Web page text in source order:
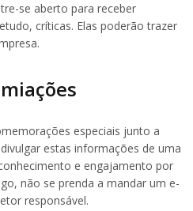
se aberto para receber
críticas. Elas poderão trazer
especiais junto a
estas informações de uma
e engajamento por
não se prenda a mandar um e-
responsável.